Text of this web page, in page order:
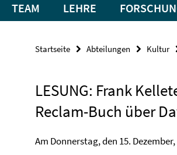
TEAM LEHRE
Startseite Abteilungen Kultur
LESUNG: Frank
Reclam-Buch über
Am Donnerstag, den 15.